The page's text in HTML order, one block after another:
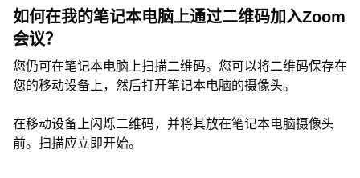
如何在我的笔记本电脑上通过二维码加入Zoom
会议？
您仍可在笔记本电脑上扫描二维码。您可以将二维码保存在
您的移动设备上，然后打开笔记本电脑的摄像头。
在移动设备上闪烁二维码，并将其放在笔记本电脑摄像头
前。扫描应立即开始。